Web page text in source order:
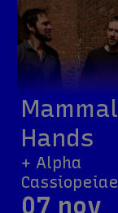
Mammal
Hands
+ Alpha
Cassiopeiae
07 nov